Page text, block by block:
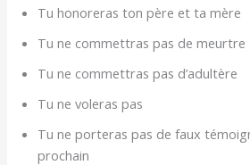
Tu honoreras ton père et ta mère
Tu ne commettras pas de meurtre
Tu ne commettras pas d’adultère
Tu ne voleras pas
Tu ne porteras pas de faux
prochain